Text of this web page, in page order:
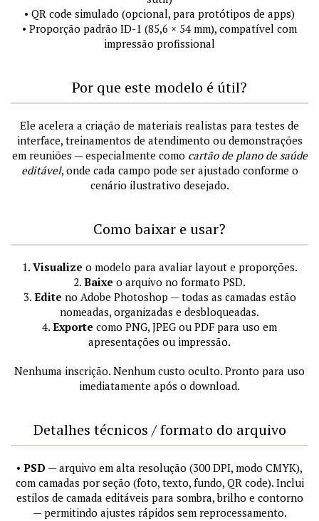
• QR code simulado (opcional, para protótipos de apps)
• Proporção padrão ID-1 (85,6 × 54 mm), compatível com
impressão profissional
Por que este modelo é útil?
Ele acelera a criação de materiais realistas para testes de
interface, treinamentos de atendimento ou demonstrações
em reuniões — especialmente como cartão de plano de saúde
editável, onde cada campo pode ser ajustado conforme o
cenário ilustrativo desejado.
Como baixar e usar?
1. Visualize o modelo para avaliar layout e proporções.
2. Baixe o arquivo no formato PSD.
3. Edite no Adobe Photoshop — todas as camadas estão
nomeadas, organizadas e desbloqueadas.
4. Exporte como PNG, JPEG ou PDF para uso em
apresentações ou impressão.
Nenhuma inscrição. Nenhum custo oculto. Pronto para uso
imediatamente após o download.
Detalhes técnicos / formato do arquivo
• PSD — arquivo em alta resolução (300 DPI, modo CMYK),
com camadas por seção (foto, texto, fundo, QR code). Inclui
estilos de camada editáveis para sombra, brilho e contorno
— permitindo ajustes rápidos sem reprocessamento.